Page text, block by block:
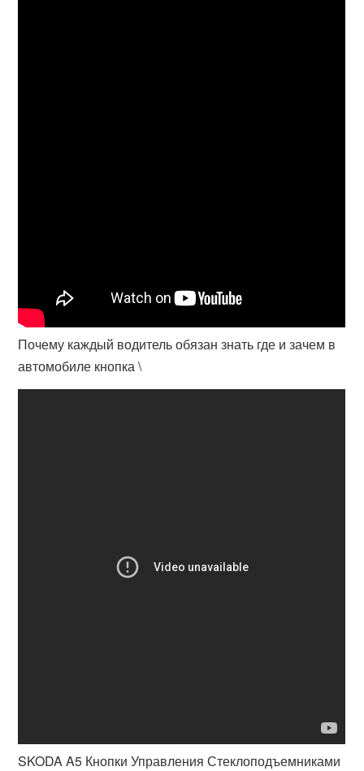
Почему каждый водитель обязан знать где и зачем в
автомобиле кнопка \
SKODA A5 Кнопки Управления Стеклоподъемниками